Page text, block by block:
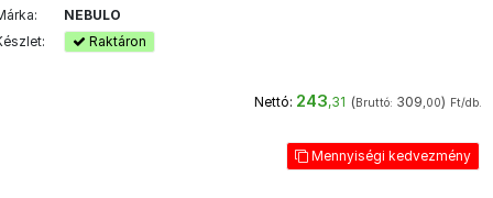
NEBULO
Raktáron
Nettó: 243,31 (Bruttó: 309,00) Ft/db.
Mennyiségi kedvezmény